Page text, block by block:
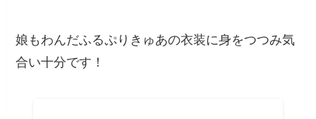
娘もわんだふるぷりきゅあの衣装に身をつつみ気
合い十分です！